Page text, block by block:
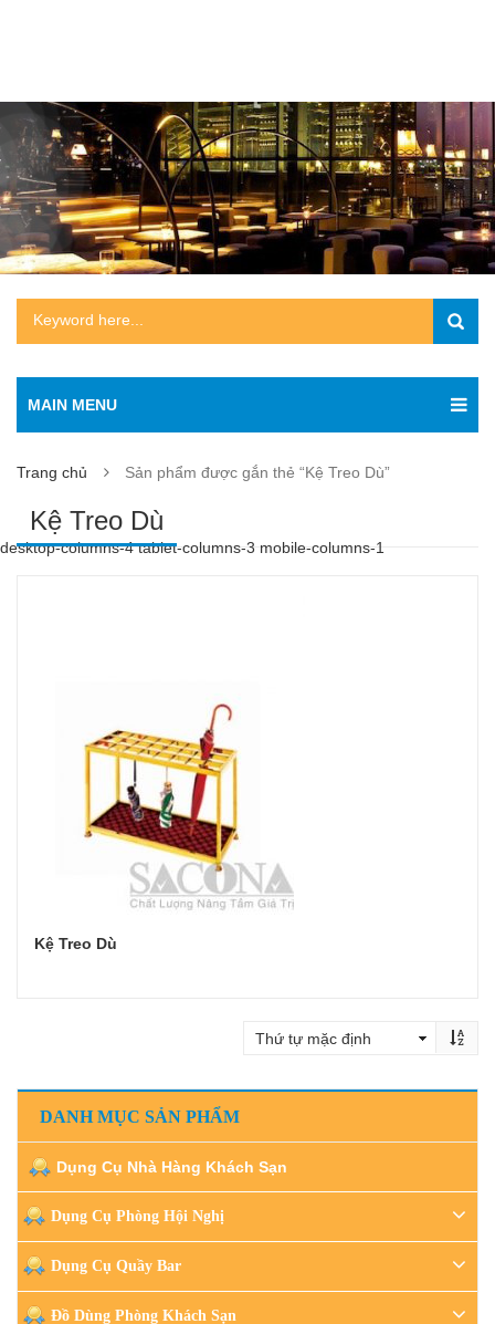
MAIN MENU
Trang chủ Sản phẩm được gắn thẻ “Kệ Treo Dù”
Kệ Treo Dù
desktop-columns-4 tablet-columns-3 mobile-columns-1
Kệ Treo Dù
DANH MỤC SẢN PHẨM
Dụng Cụ Nhà Hàng Khách Sạn
Dụng Cụ Phòng Hội Nghị
Dụng Cụ Quầy Bar
Đồ Dùng Phòng Khách Sạn